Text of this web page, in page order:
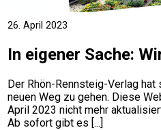
26. April 2023
In eigener Sache:
Der Rhön-Rennsteig-Verlag
neuen Weg zu gehen. Diese
April 2023 nicht mehr
Ab sofort gibt es